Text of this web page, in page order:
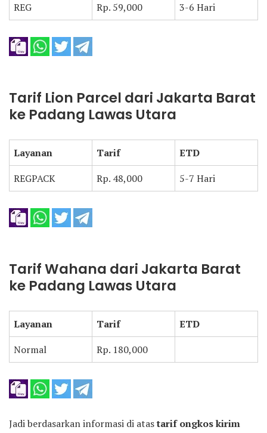
REG
Rp. 59,000 3-6 Hari
Tarif Lion Parcel dari Jakarta Barat
ke Padang Lawas Utara
Layanan Tarif
ETD
REGPACK
Rp. 48,000 5-7 Hari
Tarif Wahana dari Jakarta Barat
ke Padang Lawas Utara
Layanan Tarif
ETD
Normal
Rp. 180,000
Jadi berdasarkan informasi di atastarif ongkos kirim